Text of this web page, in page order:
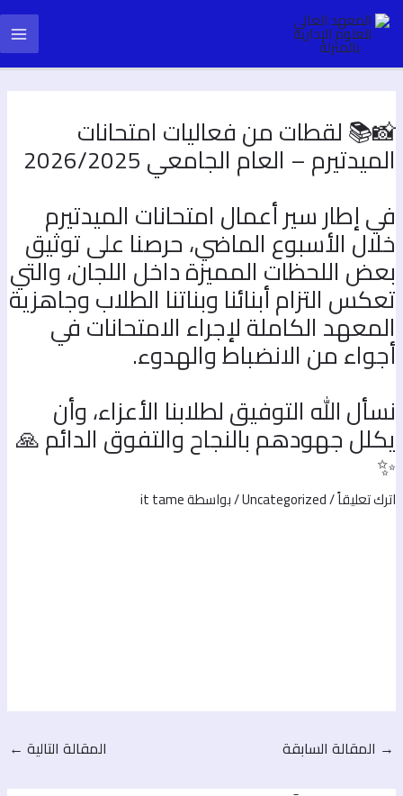
لقطات من فعاليات امتحانات
– العام الجامعي 2026/2025
إطار سير أعمال امتحانات الميدتيرم
الأسبوع الماضي، حرصنا على توثيق
اللحظات المميزة داخل اللجان، والتي
التزام أبنائنا وبناتنا الطلاب وجاهزية
الكاملة لإجراء الامتحانات في
من الانضباط والهدوء.
الله التوفيق لطلابنا الأعزاء، وأن
جهودهم بالنجاح والتفوق الدائم 🙏
تعليقاً/
Uncategorized/ بواسطةit tame
→المقالة السابقة المقالة التالية←